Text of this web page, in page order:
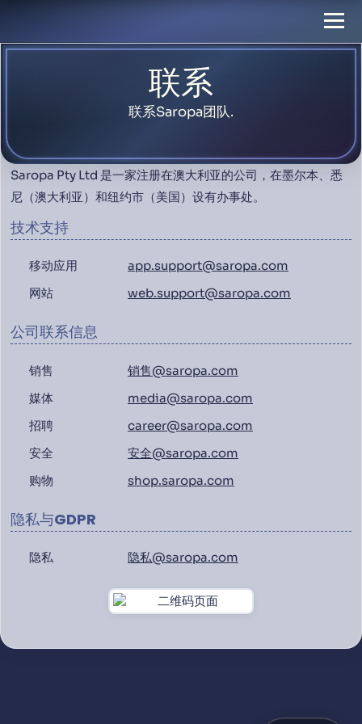
联系
联系Saropa团队.
Saropa Pty Ltd 是一家注册在澳大利亚的公司，在墨尔本、悉
尼（澳大利亚）和纽约市（美国）设有办事处。
技术支持
移动应用
app.support@saropa.com
网站
web.support@saropa.com
公司联系信息
销售
销售@saropa.com
媒体
media@saropa.com
招聘
career@saropa.com
安全
安全@saropa.com
购物
shop.saropa.com
隐私与GDPR
隐私 隐私@saropa.com